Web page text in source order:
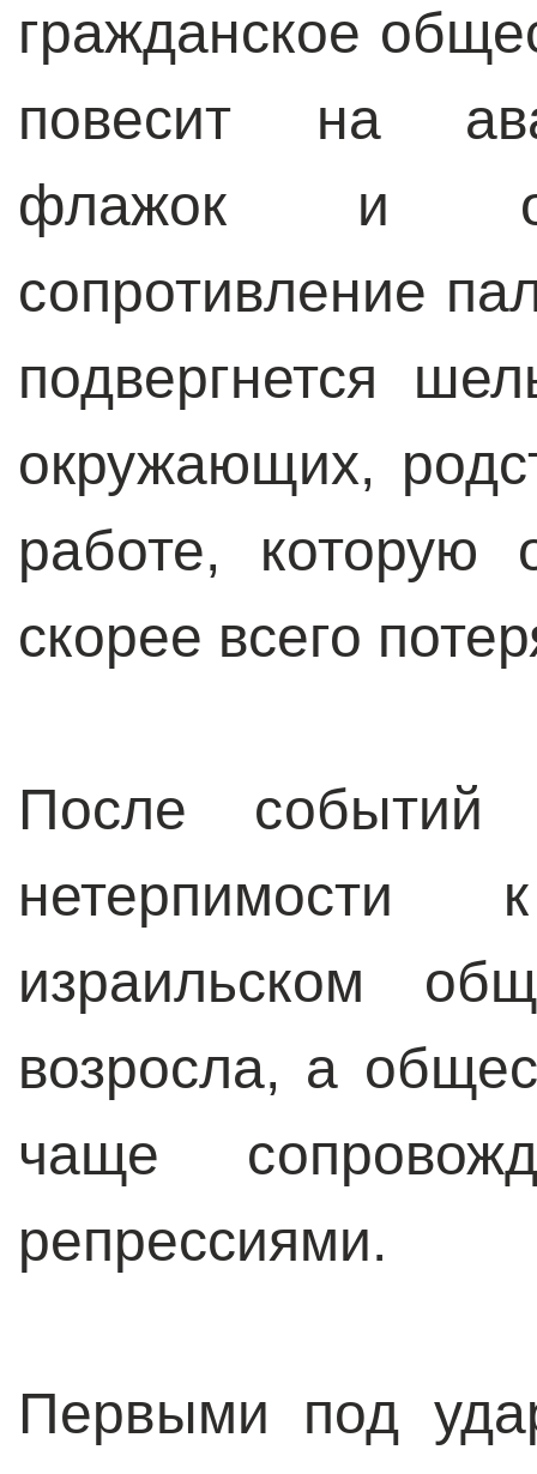
гражданское
повесит на
флажок и
сопротивление
подвергнется
окружающих,
работе,
скорее всего
После событий
израильском
возросла, а
чаще
репрессиями.
Первыми под